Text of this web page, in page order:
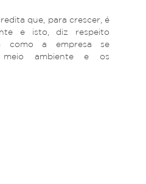
que, para crescer, é
e isto, diz respeito
como a empresa se
ambiente e os